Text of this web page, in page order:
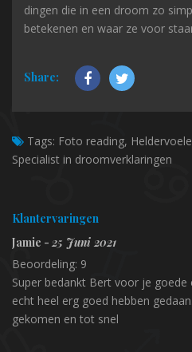
dingen die in een droom zo
betekenen en waar ze voor
Share:
Tags: Foto reading,
Specialist in droomverklaringen
Klantervaringen
Jamie - 25 Juni 2021
Beoordeling: 9
Super bedankt Bert voor je
echt heel erg goed hebben
gekomen en tot snel